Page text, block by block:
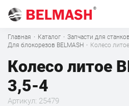
Главная · Каталог · Запчасти для
Для блокорезов BELMASH · Колесо
Колесо литое
3,5-4
Артикул: 25479